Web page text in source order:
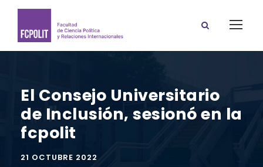
El Consejo Universitario
de Inclusión, sesionó en la
fcpolit
21 OCTUBRE 2022